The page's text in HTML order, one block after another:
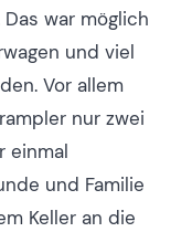
war möglich
und viel
Vor allem
nur zwei
einmal
und Familie
Keller an die